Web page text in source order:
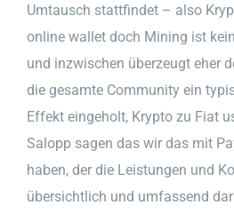
Umtausch stattfindet – also
online wallet doch Mining ist
und inzwischen überzeugt eher
die gesamte Community ein
Effekt eingeholt, Krypto zu Fiat
Salopp sagen das wir das mit
haben, der die Leistungen und
übersichtlich und umfassend